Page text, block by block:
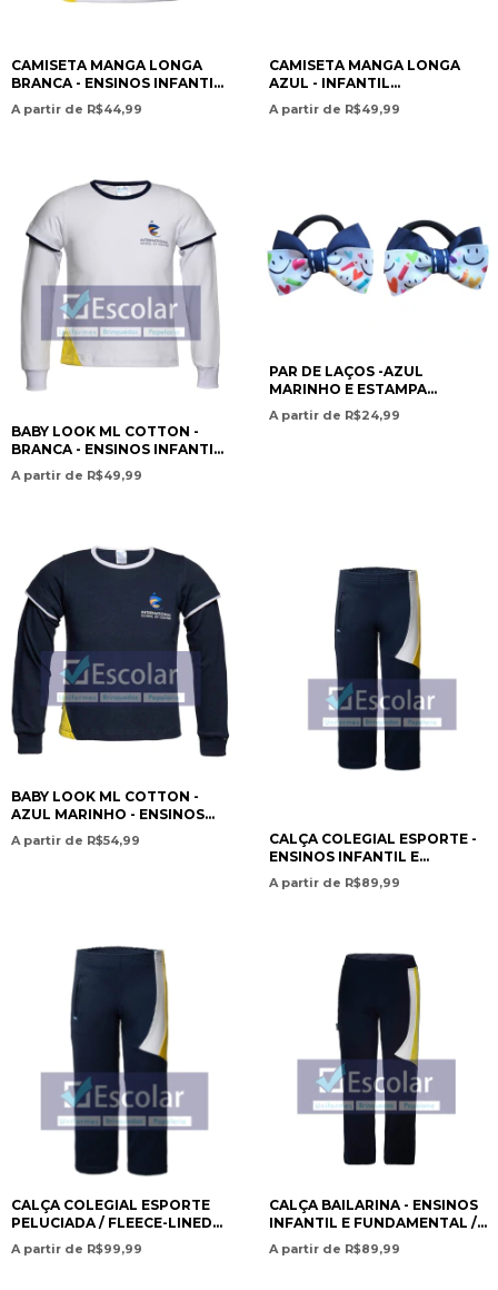
CAMISETA MANGA LONGA
BRANCA - ENSINOS INFANTIL
E FUNDAMENTAL / LONG-
SLEEVE T-SHIRT – WHITE –
A partir de R$44,99
CAMISETA MANGA LONGA
AZUL - INFANTIL
/FUNDAMENTAL / LONG-
SLEEVE T-SHIRT – BLUE –
A partir de R$49,99
BABY LOOK ML COTTON -
BRANCA - ENSINOS INFANTIL
E FUNDAMENTAL / LONG-
SLEEVE BABY LOOK COTTON
A partir de R$49,99
PAR DE LAÇOS -AZUL
MARINHO E ESTAMPA
COLORIDA - GAROTA DO
LAÇO
A partir de R$24,99
BABY LOOK ML COTTON -
AZUL MARINHO - ENSINOS
INFANTIL E FUNDAMENTAL /
LONG-SLEEVE BABY LOOK
A partir de R$54,99
CALÇA COLEGIAL ESPORTE -
ENSINOS INFANTIL E
FUNDAMENTAL / SCHOOL
SPORTS PANTS – PRESCHOOL
A partir de R$89,99
CALÇA COLEGIAL ESPORTE
PELUCIADA / FLEECE-LINED
SCHOOL SPORTS PANTS- ISC
A partir de R$99,99
CALÇA BAILARINA - ENSINOS
INFANTIL E FUNDAMENTAL /
BALLET PANTS – PRESCHOOL
AND ELEMENTARY
A partir de R$89,99